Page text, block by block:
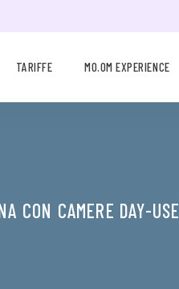
TARIFFE MO.OM EXPERIENCE
CON CAMERE DAY-USE